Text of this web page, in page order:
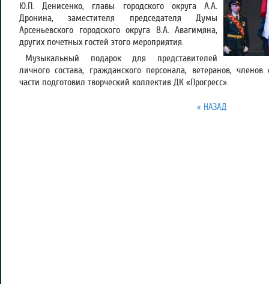
Ю.П. Денисенко, главы городского округа А.А.
Дронина, заместителя председателя Думы
Арсеньевского городского округа В.А. Авагимяна,
других почетных гостей этого мероприятия.
Музыкальный подарок для представителей
личного состава, гражданского персонала, ветеранов,
части подготовил творческий коллектив ДК «Прогресс».
« НАЗАД